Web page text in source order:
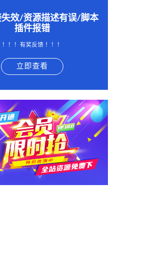
失效/资源描述有误/脚本
插件报错
！！！有奖反馈 ！！！
立即查看